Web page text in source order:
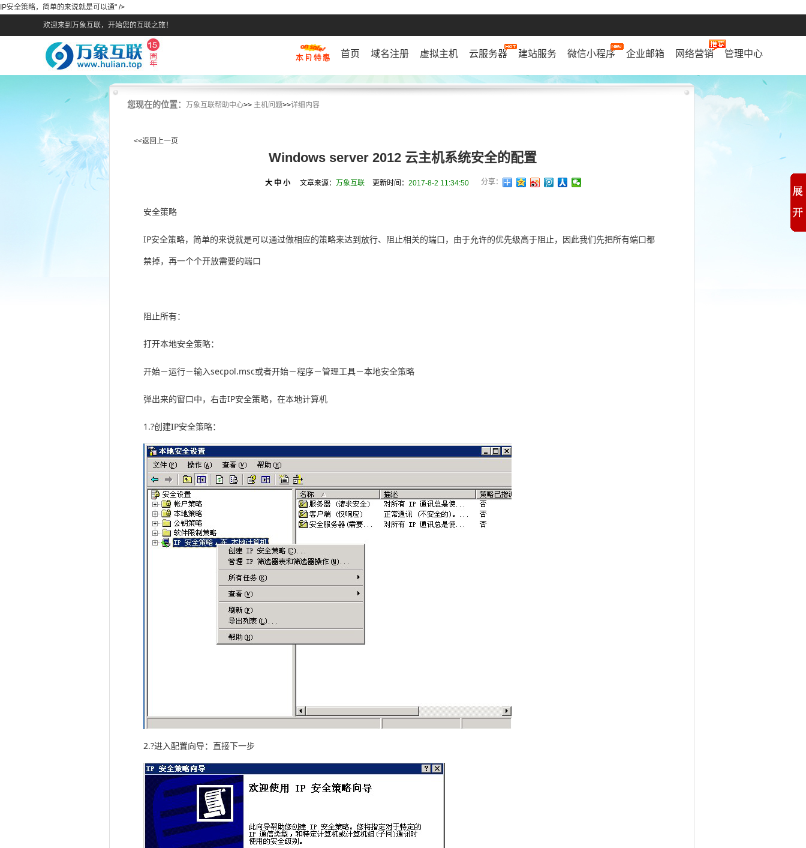
IP安全策略，简单的来说就是可以通" />
欢迎来到万象互联，开始您的互联之旅！
首页 域名注册 虚拟主机 云服务器 建站服务 微信小程序 企业邮箱 网络营销 管理中心
您现在的位置： 万象互联帮助中心>> 主机问题>>详细内容
<<返回上一页
Windows server 2012 云主机系统安全的配置
大 中 小 文章来源： 万象互联 更新时间： 2017-8-2 11:34:50 分享：
安全策略
IP安全策略，简单的来说就是可以通过做相应的策略来达到放行、阻止相关的端口，由于允许的优先级高于阻止，因此我们先把所有端口都
禁掉，再一个个开放需要的端口
阻止所有：
打开本地安全策略：
开始－运行－输入secpol.msc或者开始－程序－管理工具－本地安全策略
弹出来的窗口中，右击IP安全策略，在本地计算机
1.?创建IP安全策略：
2.?进入配置向导：直接下一步